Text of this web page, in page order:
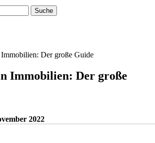
Der große Guide
Immobilien: Der große
2022